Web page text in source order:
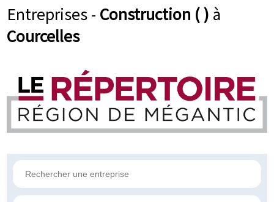
Entreprises - Construction ( ) à
Courcelles